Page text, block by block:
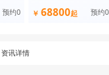
预约0
￥ 68800起 预约0
资讯详情